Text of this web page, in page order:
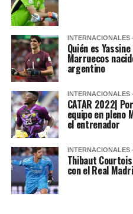
INTERNACIONALES
Quién es
Marruecos
argentino
INTERNACIONALES
CATAR 2022|
equipo en pleno
el entrenador
INTERNACIONALES
Thibaut
con el Real